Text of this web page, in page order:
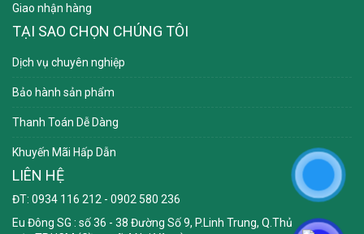
Giao nhận hàng
TẠI SAO CHỌN CHÚNG TÔI
Dịch vụ chuyên nghiệp
Bảo hành sản phẩm
Thanh Toán Dễ Dàng
Khuyến Mãi Hấp Dẫn
LIÊN HỆ
ĐT: 0934 116 212 - 0902 580 236
Eu Đông SG : số 36 - 38 Đường Số 9, P.Linh Trung, Q.Thủ